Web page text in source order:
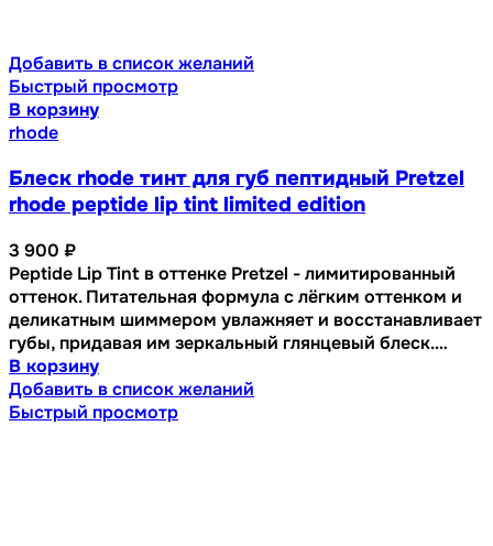
Добавить в список желаний
Быстрый просмотр
В корзину
rhode
Блеск rhode тинт для губ пептидный Pretzel
rhode peptide lip tint limited edition
3 900 ₽
Peptide Lip Tint в оттенке Pretzel - лимитированный
оттенок. Питательная формула с лёгким оттенком и
деликатным шиммером увлажняет и восстанавливает
губы, придавая им зеркальный глянцевый блеск.…
В корзину
Добавить в список желаний
Быстрый просмотр